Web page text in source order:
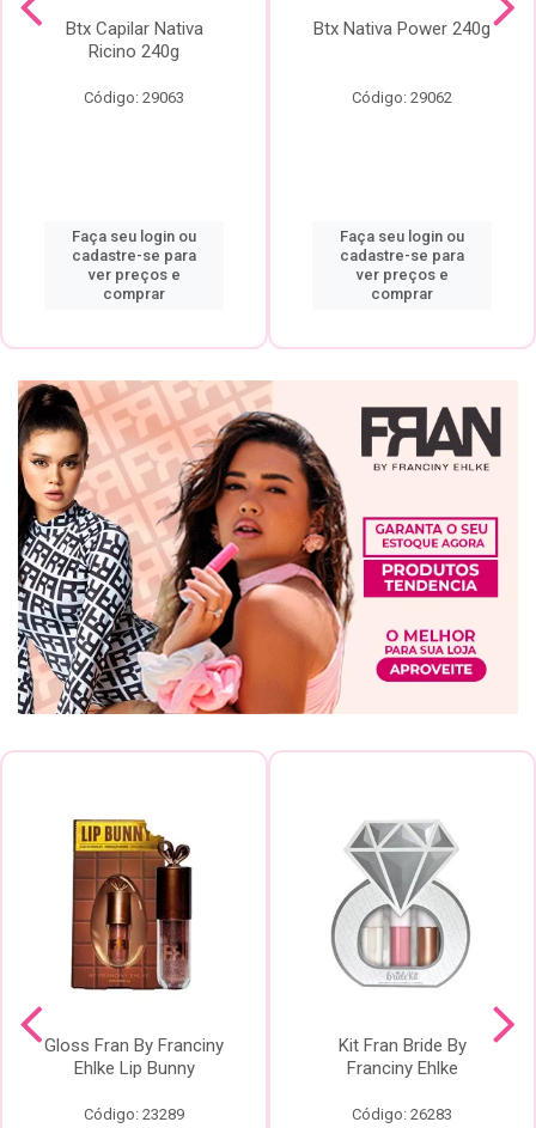
Btx Capilar Nativa
Ricino 240g
Código: 29063
Faça seu login ou
cadastre-se para
ver preços e
comprar
Btx Nativa Power 240g
Código: 29062
Faça seu login ou
cadastre-se para
ver preços e
comprar
Gloss Fran By Franciny
Ehlke Lip Bunny
Código: 23289
Kit Fran Bride By
Franciny Ehlke
Código: 26283